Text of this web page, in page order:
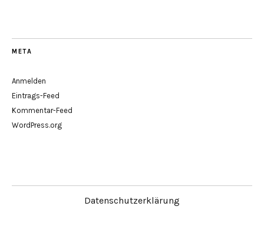
META
Anmelden
Eintrags-Feed
Kommentar-Feed
WordPress.org
Datenschutzerklärung